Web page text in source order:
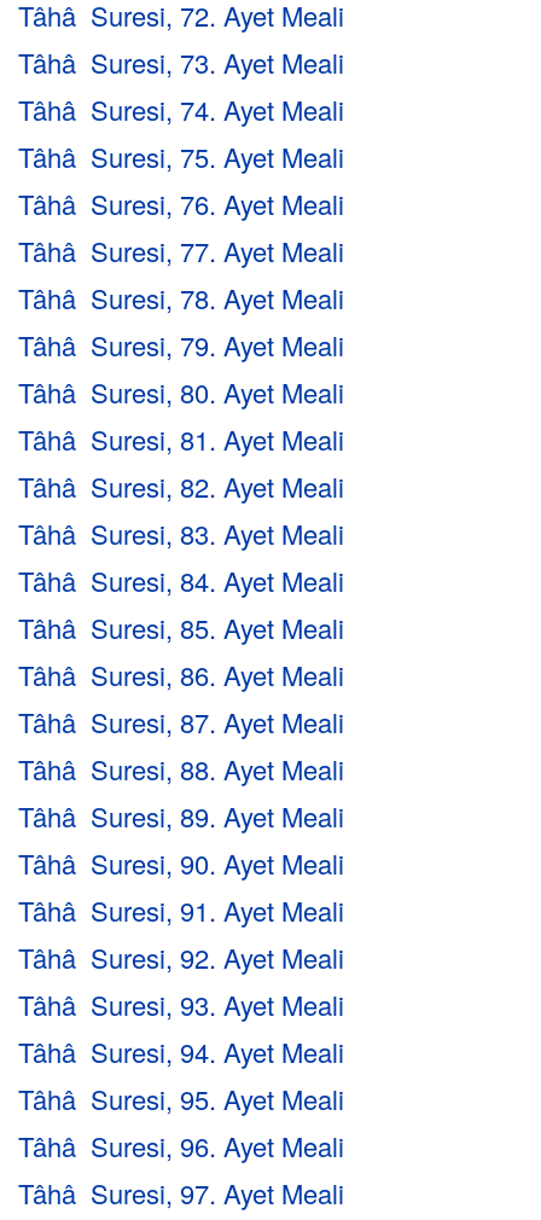
Tâhâ Suresi, 72. Ayet Meali
Tâhâ Suresi, 73. Ayet Meali
Tâhâ Suresi, 74. Ayet Meali
Tâhâ Suresi, 75. Ayet Meali
Tâhâ Suresi, 76. Ayet Meali
Tâhâ Suresi, 77. Ayet Meali
Tâhâ Suresi, 78. Ayet Meali
Tâhâ Suresi, 79. Ayet Meali
Tâhâ Suresi, 80. Ayet Meali
Tâhâ Suresi, 81. Ayet Meali
Tâhâ Suresi, 82. Ayet Meali
Tâhâ Suresi, 83. Ayet Meali
Tâhâ Suresi, 84. Ayet Meali
Tâhâ Suresi, 85. Ayet Meali
Tâhâ Suresi, 86. Ayet Meali
Tâhâ Suresi, 87. Ayet Meali
Tâhâ Suresi, 88. Ayet Meali
Tâhâ Suresi, 89. Ayet Meali
Tâhâ Suresi, 90. Ayet Meali
Tâhâ Suresi, 91. Ayet Meali
Tâhâ Suresi, 92. Ayet Meali
Tâhâ Suresi, 93. Ayet Meali
Tâhâ Suresi, 94. Ayet Meali
Tâhâ Suresi, 95. Ayet Meali
Tâhâ Suresi, 96. Ayet Meali
Tâhâ Suresi, 97. Ayet Meali